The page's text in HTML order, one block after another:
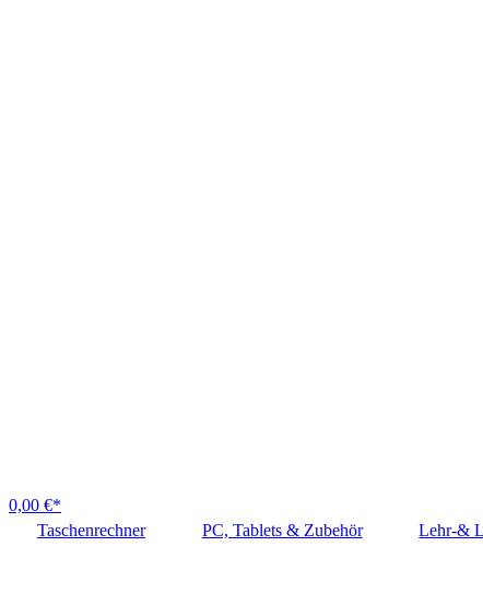
0,00 €*
Taschenrechner
PC, Tablets & Zubehör Lehr-&